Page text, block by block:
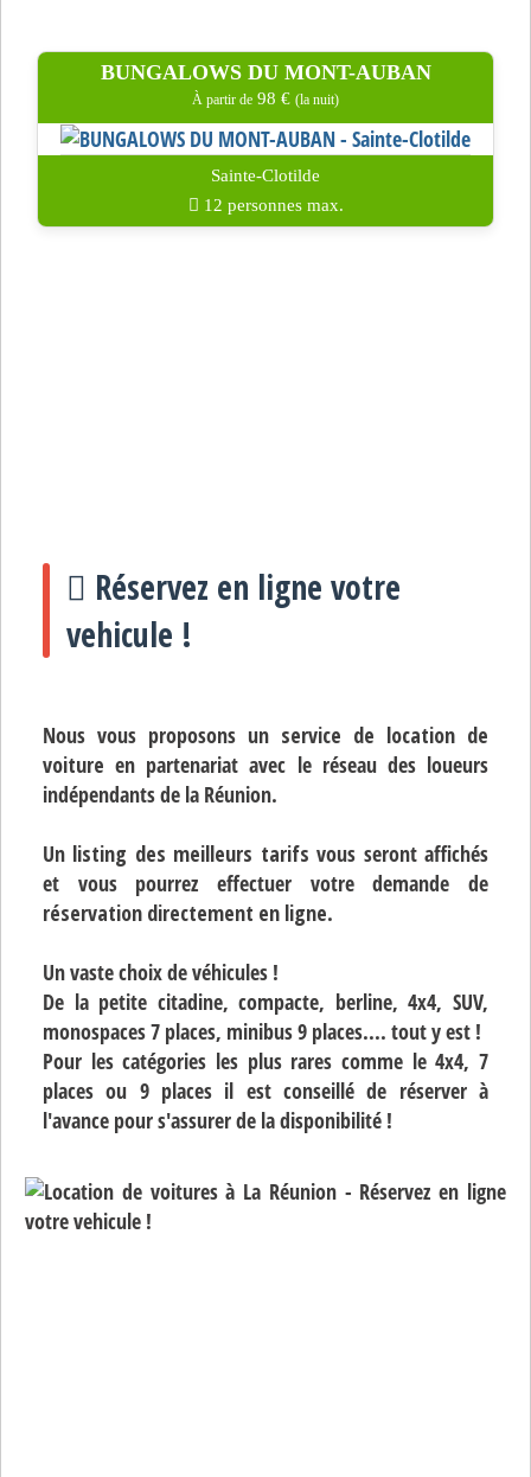
BUNGALOWS DU MONT-AUBAN
À partir de 98 € (la nuit)
Sainte-Clotilde
12 personnes max.
Réservez en ligne votre
vehicule !
Nous vous proposons un service de location de
voiture en partenariat avec le réseau des loueurs
indépendants de la Réunion.
Un listing des meilleurs tarifs vous seront affichés
et vous pourrez effectuer votre demande de
réservation directement en ligne.
Un vaste choix de véhicules !
De la petite citadine, compacte, berline, 4x4, SUV,
monospaces 7 places, minibus 9 places.... tout y est !
Pour les catégories les plus rares comme le 4x4, 7
places ou 9 places il est conseillé de réserver à
l'avance pour s'assurer de la disponibilité !